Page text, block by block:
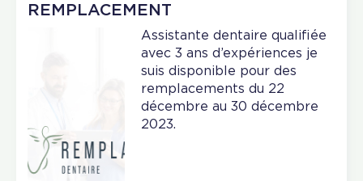
REMPLACEMENT
Assistante dentaire qualifiée
avec 3 ans d’expériences je
suis disponible pour des
remplacements du 22
décembre au 30 décembre
2023.